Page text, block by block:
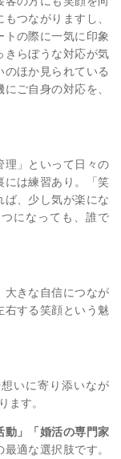
つながりますし、
の際に一気に印象
きらぼうな対応が気
ほか見られている
ご自身の対応を、
理」といって日々の
には練習あり。「笑
ば、少し気が楽にな
になっても、誰で
大きな自信につなが
右する笑顔という魅
いに寄り添いなが
ます。
動」「婚活の専門家
適な選択肢です。